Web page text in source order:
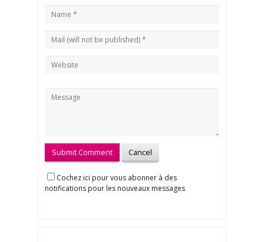
Cochez ici pour vous abonner à des
notifications pour les nouveaux messages